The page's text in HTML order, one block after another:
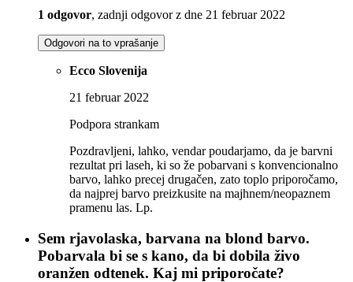
1 odgovor, zadnji odgovor z dne 21 februar 2022
Odgovori na to vprašanje
Ecco Slovenija
21 februar 2022
Podpora strankam
Pozdravljeni, lahko, vendar poudarjamo, da je barvni
rezultat pri laseh, ki so že pobarvani s konvencionalno
barvo, lahko precej drugačen, zato toplo priporočamo,
da najprej barvo preizkusite na majhnem/neopaznem
pramenu las. Lp.
Sem rjavolaska, barvana na blond barvo.
Pobarvala bi se s kano, da bi dobila živo
oranžen odtenek. Kaj mi priporočate?